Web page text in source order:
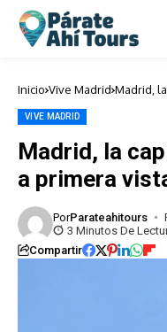
Inicio Vive Madrid Madrid,
VIVE MADRID
Madrid, la
a primera
PorParateahitours
3 Minutos De
Compartir